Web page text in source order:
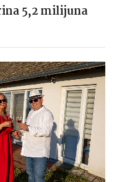
5,2 milijuna